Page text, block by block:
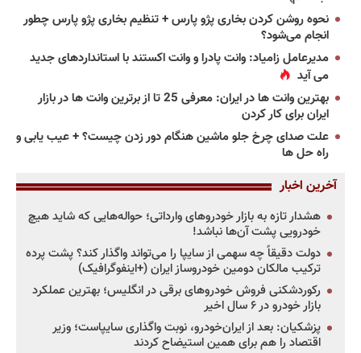
نحوه روشن کردن بخاری پژو پارس + تنظیم بخاری پژو پارس چطور
انجام می‌شود؟
مدیرعامل زامیاد: وانت پادرا و وانت اکستند با استانداردهای جدید
می آید
بهترین وانت ها در ایران: معرفی 25 تا از برترین وانت ها در بازار
ایران برای کار کردن
علت صدای چرخ جلو ماشین هنگام دور زدن چیست؟ + عیب یابی و
راه حل ها
آخرین اخبار
هشدار تازه به بازار خودروهای وارداتی؛ حواله‌هایی که شاید هیچ
خودرویی پشت آن‌ها نباشد!
دولت دقیقاً چه سهمی از سایپا را می‌تواند واگذار کند؟ پشت پرده
ترکیب مالکان دومین خودروساز ایران (+اینفوگرافیک)
رکوردشکنی فروش خودروهای برقی در انگلیس؛ بهترین عملکرد
بازار خودرو در ۶ سال اخیر
پزشکیان: بعد از ایران‌خودرو، نوبت واگذاری سایپاست؛ وزیر
اقتصاد را هم برای همین استیضاح کردند